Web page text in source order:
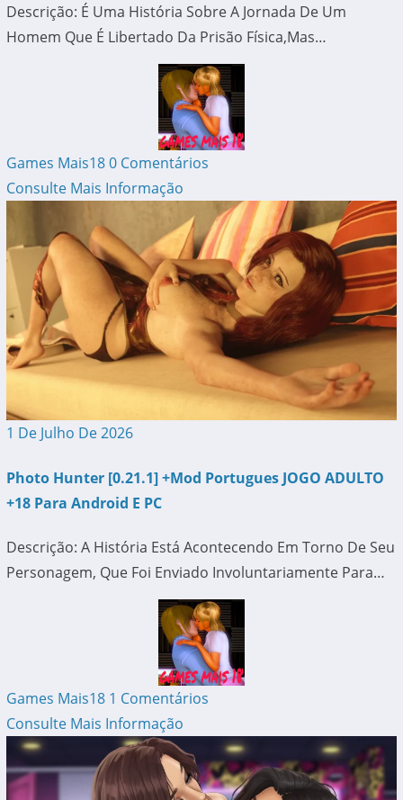
Descrição: É Uma História Sobre A Jornada De Um
Homem Que É Libertado Da Prisão Física,mas…
Games Mais180 Comentários
Consulte Mais Informação
1 De Julho De 2026
Photo Hunter [0.21.1] +Mod Portugues JOGO ADULTO
+18 Para Android E PC
Descrição: A História Está Acontecendo Em Torno De Seu
Personagem, Que Foi Enviado Involuntariamente Para…
Games Mais18 1 Comentários
Consulte Mais Informação